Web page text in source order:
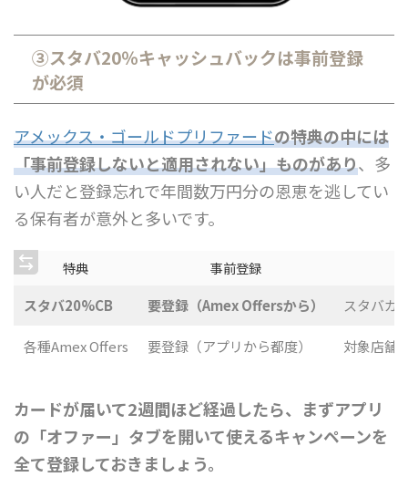
③スタバ20％キャッシュバックは事前登録
が必須
アメックス・ゴールドプリファードの特典の中には
「事前登録しないと適用されない」ものがあり、多
い人だと登録忘れで年間数万円分の恩恵を逃してい
る保有者が意外と多いです。
特典
事前登録
スタバ20%CB
要登録（Amex Offersから） スタバカ
各種Amex Offers 要登録（アプリから都度） 対象店舗
カードが届いて2週間ほど経過したら、まずアプリ
の「オファー」タブを開いて使えるキャンペーンを
全て登録しておきましょう。